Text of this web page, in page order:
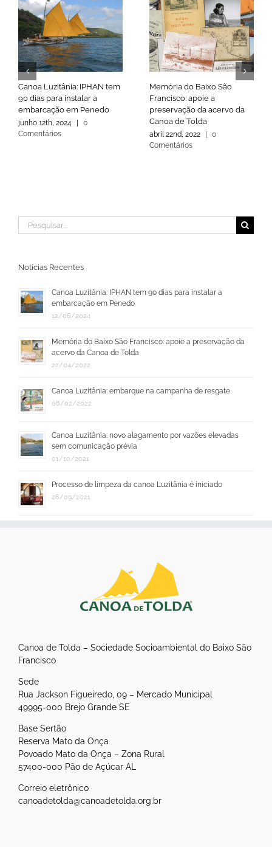
Canoa Luzitânia: IPHAN tem
90 dias para instalar a
embarcação em Penedo
junho 12th, 2024
0
Comentários
Memória do Baixo São
Francisco: apoie a
preservação da acervo da
Canoa de Tolda
abril 22nd, 2022
0
Comentários
Buscar
resultados
Notícias Recentes
Canoa Luzitânia: IPHAN tem 90 dias para instalar a
embarcação em Penedo
12/06/2024
Memória do Baixo São Francisco: apoie a preservação da
acervo da Canoa de Tolda
22/04/2022
Canoa Luzitânia: embarque na campanha de resgate
08/02/2022
Canoa Luzitânia: novo alagamento por vazões elevadas
sem comunicação prévia
01/10/2021
Processo de limpeza da canoa Luzitânia é iniciado
26/09/2021
Canoa de Tolda – Sociedade Socioambiental do Baixo São
Francisco
Sede
Rua Jackson Figueiredo, 09 – Mercado Municipal
49995-000 Brejo Grande SE
Base Sertão
Reserva Mato da Onça
Povoado Mato da Onça – Zona Rural
57400-000 Pão de Açúcar AL
Correio eletrônico
canoadetolda@canoadetolda.org.br